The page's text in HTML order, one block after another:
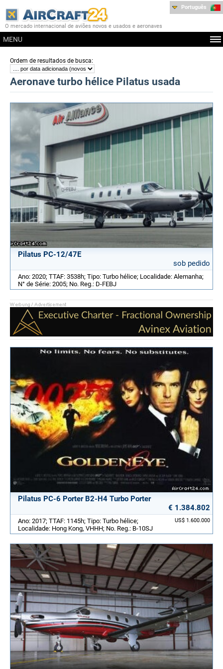
O mercado internacional de aviões novos e usados e aeronaves
MENU
Português
Ordem de resultados de busca:
Aeronave turbo hélice Pilatus usada
Pilatus PC-12/47E
sob pedido
Ano: 2020; TTAF: 3538h; Tipo: Turbo hélice; Localidade: Alemanha;
N° de Série: 2005; No. Reg.: D-FEBJ
Pilatus PC-6 Porter B2-H4 Turbo Porter
€ 1.384.802
US$ 1.600.000
Ano: 2017; TTAF: 1145h; Tipo: Turbo hélice;
Localidade: Hong Kong, VHHH; No. Reg.: B-10SJ